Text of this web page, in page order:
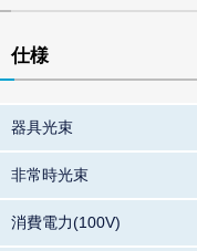
仕様
器具光束
非常時光束
消費電力(100V)